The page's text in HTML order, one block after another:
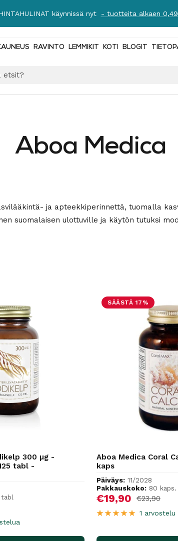
Ilmainen toimitus yli 89 € tilauksiin! Lue lisää
RAVINTO LEMMIKIT KOTI BLOGIT
Aboa Medica
ja apteekkiperinnettä, tuomalla
suomalaisen ulottuville ja käytön tutuksi
300 µg -
tabl -
tabl
SÄÄSTÄ 17%
Aboa Medica Coral
kaps
Päiväys: 11/2028
Pakkauskoko: 80 kaps.
Alennushinta
€19,90 €23,90
1 arvostelu